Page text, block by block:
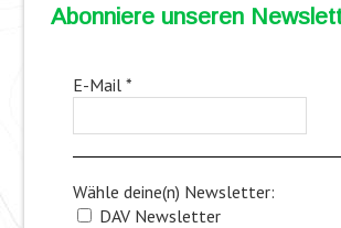
Abonniere unseren
E-Mail *
Wähle deine(n) Newsletter:
DAV Newsletter